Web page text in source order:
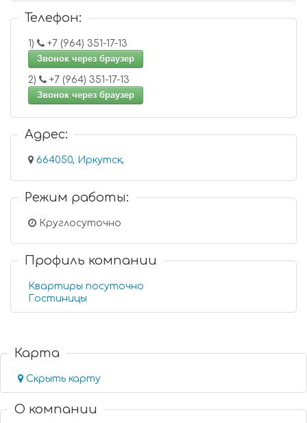
Телефон:
1)
+7 (964) 351-17-13
Звонок через браузер
2)
+7 (964) 351-17-13
Звонок через браузер
Адрес:
664050, Иркутск,
Режим работы:
Круглосуточно
Профиль компании
Квартиры посуточно
Гостиницы
Карта
Скрыть карту
О компании